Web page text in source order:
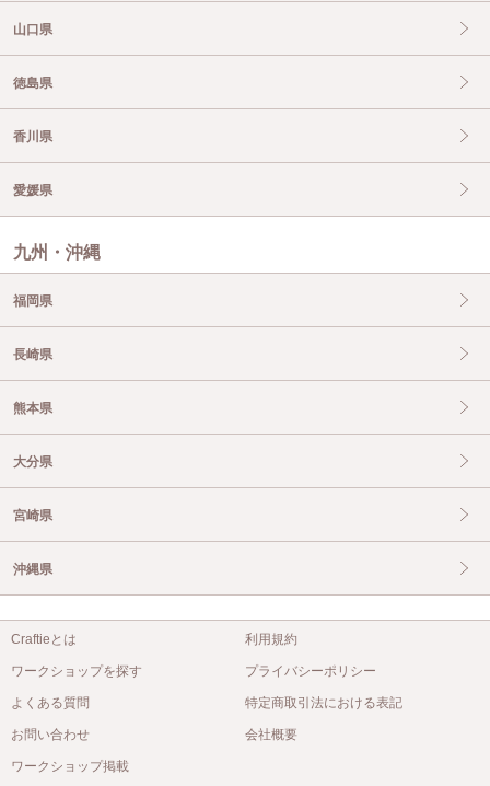
山口県
徳島県
香川県
愛媛県
九州・沖縄
福岡県
長崎県
熊本県
大分県
宮崎県
沖縄県
Craftieとは
ワークショップを探す
よくある質問
お問い合わせ
ワークショップ掲載
利用規約
プライバシーポリシー
特定商取引法における表記
会社概要